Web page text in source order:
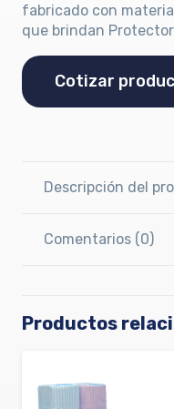
fabricado con
que brindan
Cotizar
Descripción del
Comentarios (0)
Productos